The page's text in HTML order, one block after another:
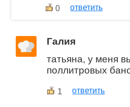
0 ответить
Галия
татьяна, у меня
поллитровых
1 ответить